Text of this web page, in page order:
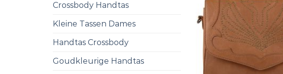
Crossbody Handtas
Kleine Tassen Dames
Handtas Crossbody
Goudkleurige Handtas